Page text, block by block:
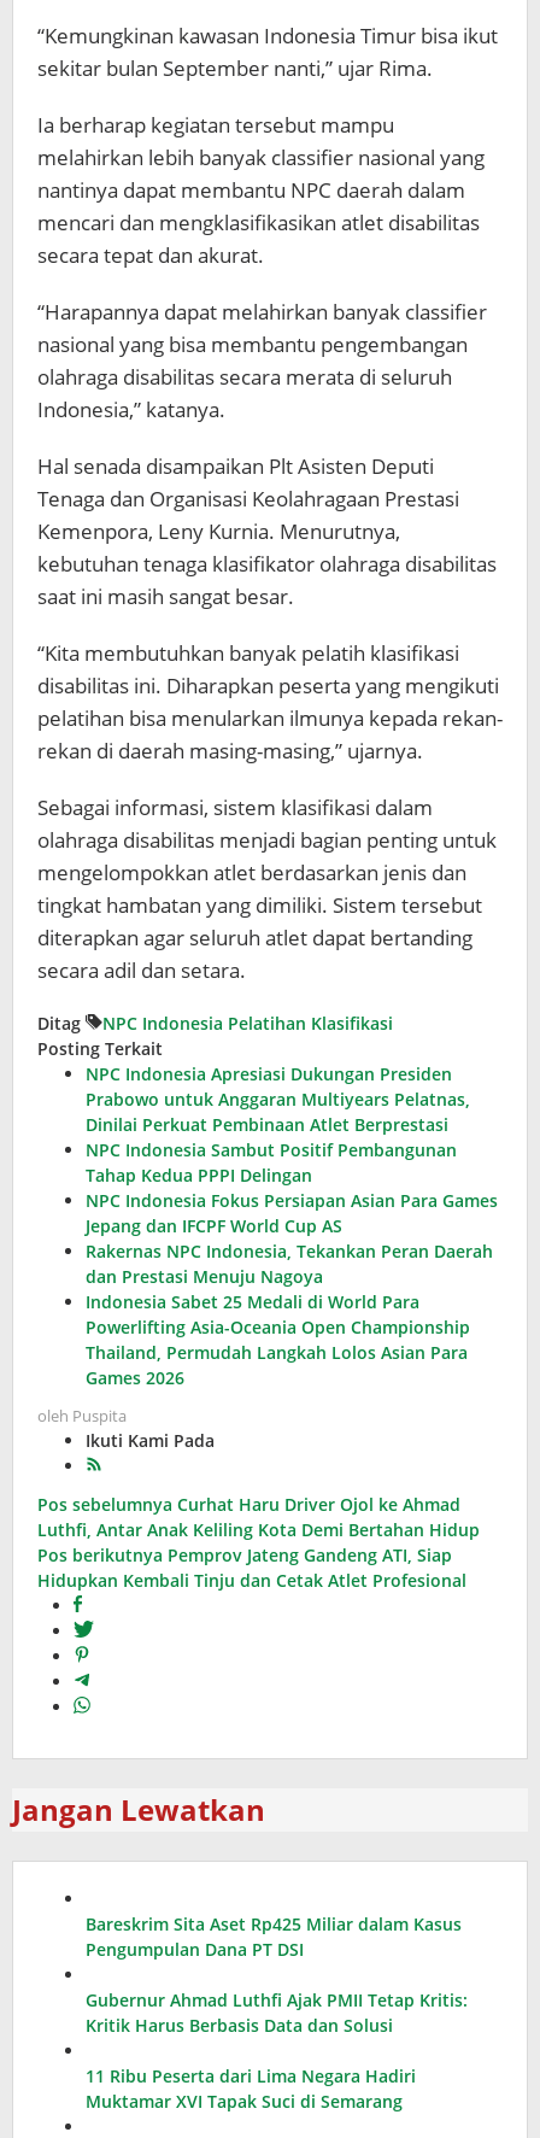
“Kemungkinan kawasan Indonesia Timur bisa ikut
sekitar bulan September nanti,” ujar Rima.
Ia berharap kegiatan tersebut mampu
melahirkan lebih banyak classifier nasional yang
nantinya dapat membantu NPC daerah dalam
mencari dan mengklasifikasikan atlet disabilitas
secara tepat dan akurat.
“Harapannya dapat melahirkan banyak classifier
nasional yang bisa membantu pengembangan
olahraga disabilitas secara merata di seluruh
Indonesia,” katanya.
Hal senada disampaikan Plt Asisten Deputi
Tenaga dan Organisasi Keolahragaan Prestasi
Kemenpora, Leny Kurnia. Menurutnya,
kebutuhan tenaga klasifikator olahraga disabilitas
saat ini masih sangat besar.
“Kita membutuhkan banyak pelatih klasifikasi
disabilitas ini. Diharapkan peserta yang mengikuti
pelatihan bisa menularkan ilmunya kepada rekan-
rekan di daerah masing-masing,” ujarnya.
Sebagai informasi, sistem klasifikasi dalam
olahraga disabilitas menjadi bagian penting untuk
mengelompokkan atlet berdasarkan jenis dan
tingkat hambatan yang dimiliki. Sistem tersebut
diterapkan agar seluruh atlet dapat bertanding
secara adil dan setara.
Ditag NPC Indonesia Pelatihan Klasifikasi
Posting Terkait
NPC Indonesia Apresiasi Dukungan Presiden
Prabowo untuk Anggaran Multiyears Pelatnas,
Dinilai Perkuat Pembinaan Atlet Berprestasi
NPC Indonesia Sambut Positif Pembangunan
Tahap Kedua PPPI Delingan
NPC Indonesia Fokus Persiapan Asian Para Games
Jepang dan IFCPF World Cup AS
Rakernas NPC Indonesia, Tekankan Peran Daerah
dan Prestasi Menuju Nagoya
Indonesia Sabet 25 Medali di World Para
Powerlifting Asia-Oceania Open Championship
Thailand, Permudah Langkah Lolos Asian Para
Games 2026
oleh Puspita
Ikuti Kami Pada
Navigasi
pos
Pos sebelumnya Curhat Haru Driver Ojol ke Ahmad
Luthfi, Antar Anak Keliling Kota Demi Bertahan Hidup
Pos berikutnya Pemprov Jateng Gandeng ATI, Siap
Hidupkan Kembali Tinju dan Cetak Atlet Profesional
Jangan Lewatkan
Bareskrim Sita Aset Rp425 Miliar dalam Kasus
Pengumpulan Dana PT DSI
Gubernur Ahmad Luthfi Ajak PMII Tetap Kritis:
Kritik Harus Berbasis Data dan Solusi
11 Ribu Peserta dari Lima Negara Hadiri
Muktamar XVI Tapak Suci di Semarang